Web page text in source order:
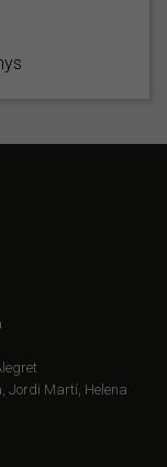
Jordi Martí, Helena